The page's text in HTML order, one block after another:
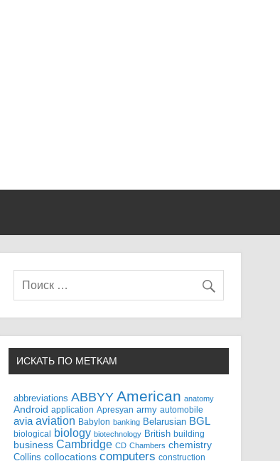
ИСКАТЬ ПО МЕТКАМ
abbreviations ABBYY American anatomy
Android application Apresyan army automobile
avia aviation Babylon banking Belarusian BGL
biological biology biotechnology British building
business Cambridge CD Chambers chemistry
Collins collocations computers construction